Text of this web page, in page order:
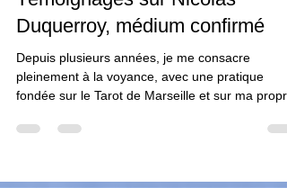
Les meilleurs médiums : Avis et
Témoignages sur Nicolas
Duquerroy, médium confirmé
Depuis plusieurs années, je me consacre
méthode : le Tarot-Numérologique. Installé en